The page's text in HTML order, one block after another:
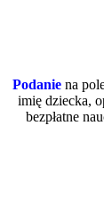
Podanie na
imię dziecka,
bezpłatne